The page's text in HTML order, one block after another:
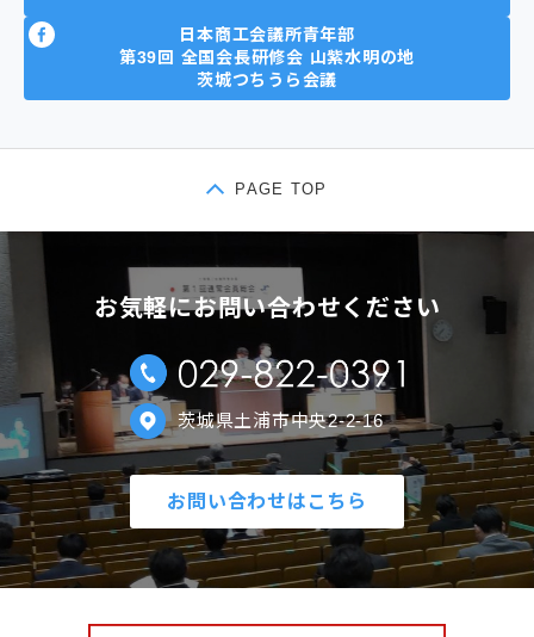
日本商工会議所青年部
第39回 全国会長研修会 山紫水明の地
茨城つちうら会議
PAGE TOP
お気軽にお問い合わせください
お問い合わせはこちら
茨城県土浦市中央2-2-16